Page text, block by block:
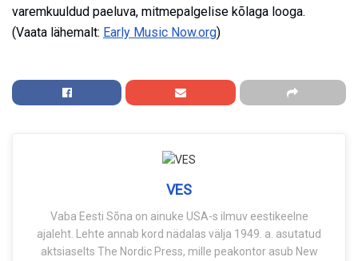
varemkuuldud paeluva, mitmepalgelise kõlaga looga.
(Vaata lähemalt: Early Music Now.org)
VES
Vaba Eesti Sõna on ainuke USA-s ilmuv eestikeelne
ajaleht. Lehte annab kord nädalas välja 1949. a. asutatud
aktsiaselts The Nordic Press, mille peakontor asub New